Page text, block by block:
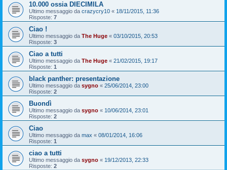
10.000 ossia DIECIMILA
Ultimo messaggio da crazycry10 « 18/11/2015, 11:36
Risposte: 7
Ciao !
Ultimo messaggio da The Huge « 03/10/2015, 20:53
Risposte: 3
Ciao a tutti
Ultimo messaggio da The Huge « 21/02/2015, 19:17
Risposte: 1
black panther: presentazione
Ultimo messaggio da sygno « 25/06/2014, 23:00
Risposte: 2
Buondì
Ultimo messaggio da sygno « 10/06/2014, 23:01
Risposte: 2
Ciao
Ultimo messaggio da max « 08/01/2014, 16:06
Risposte: 1
ciao a tutti
Ultimo messaggio da sygno « 19/12/2013, 22:33
Risposte: 2